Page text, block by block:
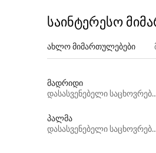
საინტერესო
ახლო მიმართულებები
მადრიდი
პალმა